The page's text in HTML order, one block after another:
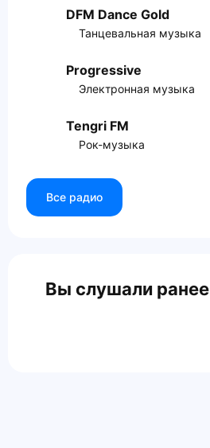
DFM Dance Gold
Танцевальная музыка
Progressive
Электронная музыка
Tengri FM
Рок-музыка
Все радио
Вы слушали ранее